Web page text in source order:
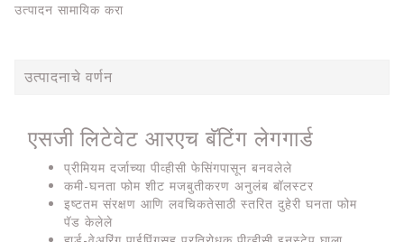
उत्पादन सामायिक करा
उत्पादनाचे वर्णन
एसजी लिटेवेट आरएच बॅटिंग लेगगार्ड
प्रीमियम दर्जाच्या पीव्हीसी फेसिंगपासून बनवलेले
कमी-घनता फोम शीट मजबुतीकरण अनुलंब बॉलस्टर
इष्टतम संरक्षण आणि लवचिकतेसाठी स्तरित दुहेरी घनता फोम
पॅड केलेले